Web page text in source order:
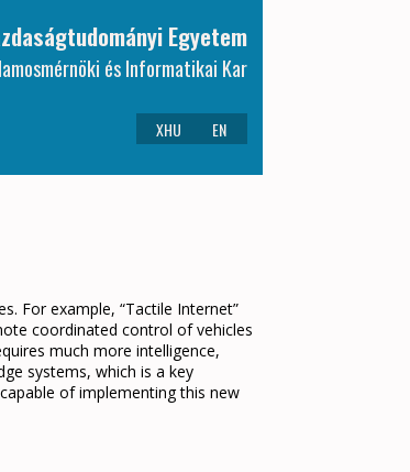
Egyetem
és Informatikai Kar
XHU EN
For example, “Tactile Internet”
coordinated control of vehicles
much more intelligence,
systems, which is a key
of implementing this new